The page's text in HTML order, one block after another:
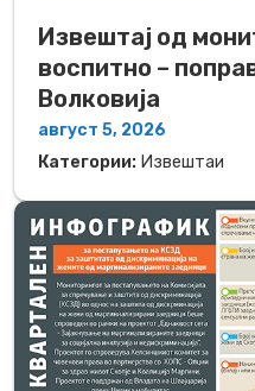
Извештај од
воспитно –
Волковија
август 5, 2026
Категории: Извештаи